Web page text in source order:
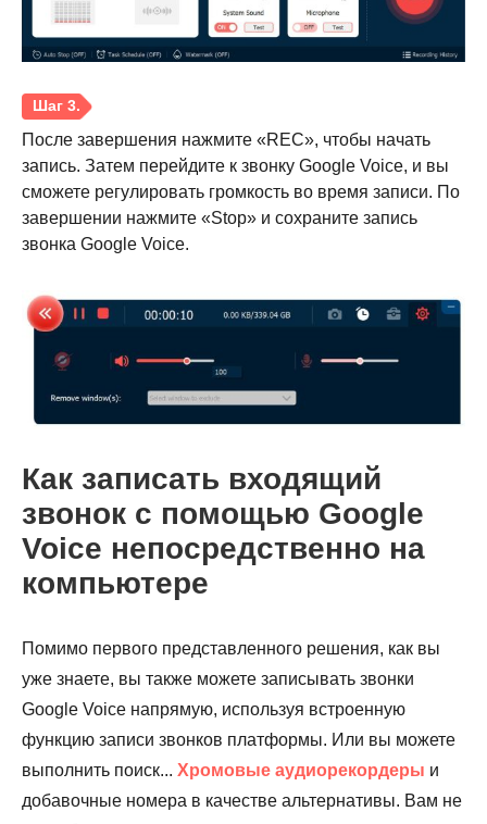
Шаг 2.
После завершения нажмите «REC», чтобы начать
запись. Затем перейдите к звонку Google Voice, и вы
сможете регулировать громкость во время записи. По
завершении нажмите «Stop» и сохраните запись
звонка Google Voice.
Как записать входящий
звонок с помощью Google
Voice непосредственно на
компьютере
Помимо первого представленного решения, как вы
уже знаете, вы также можете записывать звонки
Google Voice напрямую, используя встроенную
функцию записи звонков платформы. Или вы можете
выполнить поиск... Хромовые аудиорекордеры и
добавочные номера в качестве альтернативы. Вам не